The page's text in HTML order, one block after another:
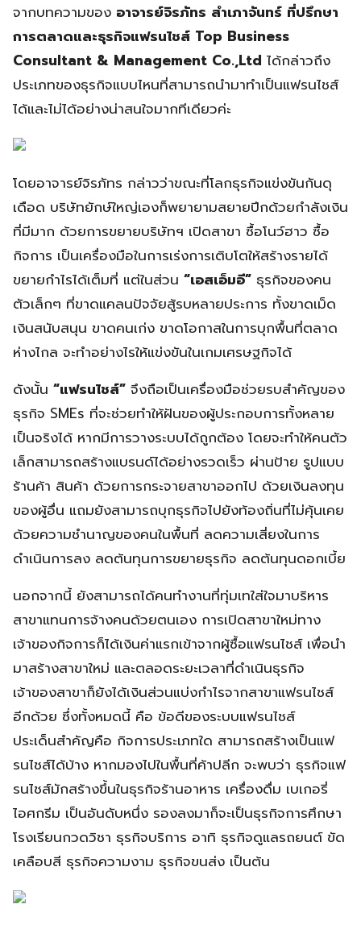
จากบทความของ อาจารย์จิรภัทร สำเภาจันทร์ ที่ปรึกษา
การตลาดและธุรกิจแฟรนไชส์ Top Business
Consultant & Management Co.,Ltd ได้กล่าวถึง
ประเภทของธุรกิจแบบไหนที่สามารถนำมาทำเป็นแฟรนไชส์
ได้และไม่ได้อย่างน่าสนใจมากทีเดียวค่ะ
โดยอาจารย์จิรภัทร กล่าวว่าขณะที่โลกธุรกิจแข่งขันกันดุ
เดือด บริษัทยักษ์ใหญ่เองก็พยายามสยายปีกด้วยกำลังเงิน
ที่มีมาก ด้วยการขยายบริษัทฯ เปิดสาขา ซื้อโนว์ฮาว ซื้อ
กิจการ เป็นเครื่องมือในการเร่งการเติบโตให้สร้างรายได้
ขยายกำไรได้เต็มที่ แต่ในส่วน “เอสเอ็มอี” ธุรกิจของคน
ตัวเล็กๆ ที่ขาดแคลนปัจจัยสู้รบหลายประการ ทั้งขาดเม็ด
เงินสนับสนุน ขาดคนเก่ง ขาดโอกาสในการบุกพื้นที่ตลาด
ห่างไกล จะทำอย่างไรให้แข่งขันในเกมเศรษฐกิจได้
ดังนั้น “แฟรนไชส์” จึงถือเป็นเครื่องมือช่วยรบสำคัญของ
ธุรกิจ SMEs ที่จะช่วยทำให้ฝันของผู้ประกอบการทั้งหลาย
เป็นจริงได้ หากมีการวางระบบได้ถูกต้อง โดยจะทำให้คนตัว
เล็กสามารถสร้างแบรนด์ได้อย่างรวดเร็ว ผ่านป้าย รูปแบบ
ร้านค้า สินค้า ด้วยการกระจายสาขาออกไป ด้วยเงินลงทุน
ของผู้อื่น แถมยังสามารถบุกธุรกิจไปยังท้องถิ่นที่ไม่คุ้นเคย
ด้วยความชำนาญของคนในพื้นที่ ลดความเสี่ยงในการ
ดำเนินการลง ลดต้นทุนการขยายธุรกิจ ลดต้นทุนดอกเบี้ย
นอกจากนี้ ยังสามารถได้คนทำงานที่ทุ่มเทใส่ใจมาบริหาร
สาขาแทนการจ้างคนด้วยตนเอง การเปิดสาขาใหม่ทาง
เจ้าของกิจการก็ได้เงินค่าแรกเข้าจากผู้ซื้อแฟรนไชส์ เพื่อนำ
มาสร้างสาขาใหม่ และตลอดระยะเวลาที่ดำเนินธุรกิจ
เจ้าของสาขาก็ยังได้เงินส่วนแบ่งกำไรจากสาขาแฟรนไชส์
อีกด้วย ซึ่งทั้งหมดนี้ คือ ข้อดีของระบบแฟรนไชส์
ประเด็นสำคัญคือ กิจการประเภทใด สามารถสร้างเป็นแฟ
รนไชส์ได้บ้าง หากมองไปในพื้นที่ค้าปลีก จะพบว่า ธุรกิจแฟ
รนไชส์มักสร้างขึ้นในธุรกิจร้านอาหาร เครื่องดื่ม เบเกอรี่
ไอศกรีม เป็นอันดับหนึ่ง รองลงมาก็จะเป็นธุรกิจการศึกษา
โรงเรียนกวดวิชา ธุรกิจบริการ อาทิ ธุรกิจดูแลรถยนต์ ขัด
เคลือบสี ธุรกิจความงาม ธุรกิจขนส่ง เป็นต้น